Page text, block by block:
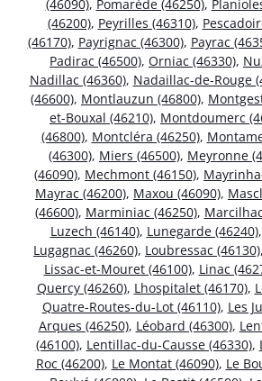
(46090), Pomarède (46250),
(46200), Peyrilles (46310),
(46170), Payrignac (46300), Payrac
Padirac (46500), Orniac (46330),
Nadillac (46360), Nadaillac-de-Rouge
(46600), Montlauzun (46800),
et-Bouxal (46210), Montdoumerc
(46800), Montcléra (46250),
(46300), Miers (46500), Meyronne
(46090), Mechmont (46150),
Mayrac (46200), Maxou (46090),
(46600), Marminiac (46250),
Luzech (46140), Lunegarde (46240),
Lugagnac (46260), Loubressac (46130),
Lissac-et-Mouret (46100), Linac
Quercy (46260), Lhospitalet (46170),
Quatre-Routes-du-Lot (46110), Les
Arques (46250), Léobard (46300),
(46100), Lentillac-du-Causse (46330),
Roc (46200), Le Montat (46090), Le